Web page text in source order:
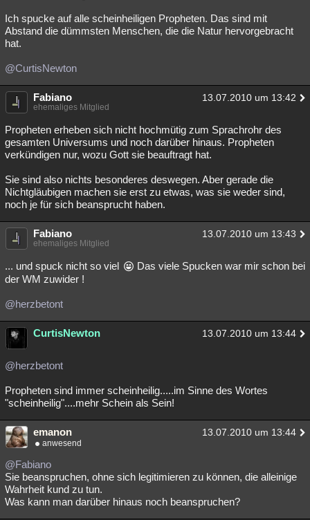
Ich spucke auf alle scheinheiligen Propheten. Das sind mit
Abstand die dümmsten Menschen, die die Natur hervorgebracht
hat.
@CurtisNewton
Fabiano 13.07.2010 um 13:42
ehemaliges Mitglied
Propheten erheben sich nicht hochmütig zum Sprachrohr des
gesamten Universums und noch darüber hinaus. Propheten
verkündigen nur, wozu Gott sie beauftragt hat.
Sie sind also nichts besonderes deswegen. Aber gerade die
Nichtgläubigen machen sie erst zu etwas, was sie weder sind,
noch je für sich beansprucht haben.
Fabiano 13.07.2010 um 13:43
ehemaliges Mitglied
... und spuck nicht so viel
Das viele Spucken war mir schon bei
der WM zuwider !
@herzbetont
CurtisNewton 13.07.2010 um 13:44
@herzbetont
Propheten sind immer scheinheilig.....im Sinne des Wortes
"scheinheilig"....mehr Schein als Sein!
emanon 13.07.2010 um 13:44
anwesend
@Fabiano
Sie beanspruchen, ohne sich legitimieren zu können, die alleinige
Wahrheit kund zu tun.
Was kann man darüber hinaus noch beanspruchen?